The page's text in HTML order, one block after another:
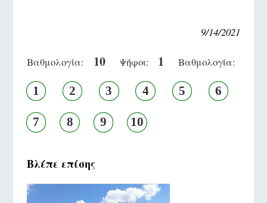
9/14/2021
Βαθμολογία: 10 Ψήφοι: 1 Βαθμολογία:
1 2 3 4 5 6
7 8 9 10
Βλέπε επίσης